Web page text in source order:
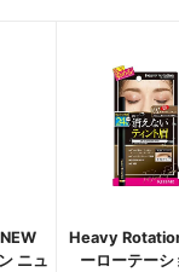
ニュ
Heavy
ーローテーシ